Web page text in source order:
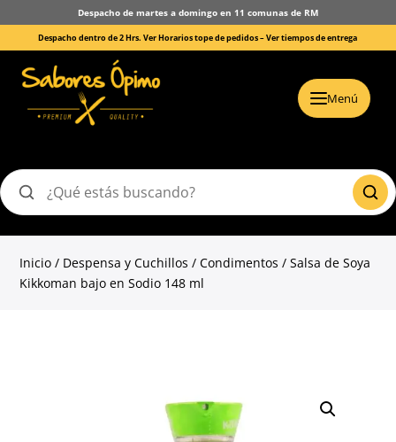
Despacho de martes a domingo en 11 comunas de RM
Despacho dentro de 2 Hrs. Ver Horarios tope de pedidos –Ver tiempos de entrega
Menú
Buscar
Inicio / Despensa y Cuchillos /Condimentos / Salsa de Soya
Kikkoman bajo en Sodio 148 ml